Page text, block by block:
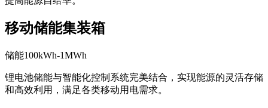
锂电池储能与智能化控制系统完美结合，实现能源的灵活存储
和高效利用，满足各类移动用电需求。